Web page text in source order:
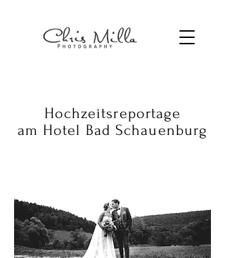
Hochzeitsreportage
am Hotel Bad Schauenburg